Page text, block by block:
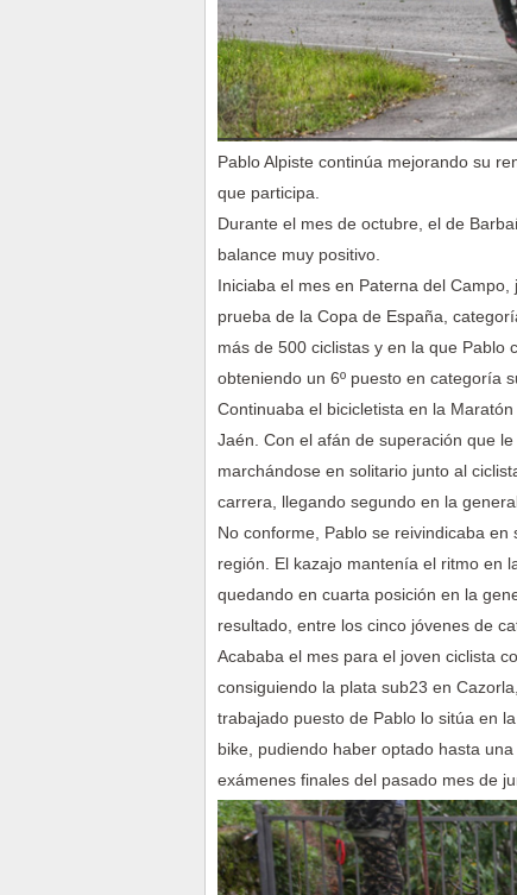
Pablo Alpiste continúa mejorando su
que participa.
Durante el mes de octubre, el de
balance muy positivo.
Iniciaba el mes en Paterna del
prueba de la Copa de España,
más de 500 ciclistas y en la que Pablo
obteniendo un 6º puesto en categoría
Continuaba el bicicletista en la
Jaén. Con el afán de superación que
marchándose en solitario junto al
carrera, llegando segundo en la
No conforme, Pablo se reivindicaba
región. El kazajo mantenía el ritmo en
quedando en cuarta posición en la
resultado, entre los cinco jóvenes de
Acababa el mes para el joven ciclista
consiguiendo la plata sub23 en
trabajado puesto de Pablo lo sitúa en
bike, pudiendo haber optado hasta
exámenes finales del pasado mes de